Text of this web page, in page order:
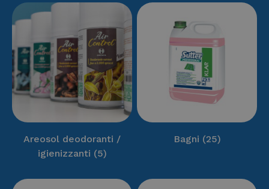
Areosol deodoranti /
igienizzanti (5)
Bagni (25)